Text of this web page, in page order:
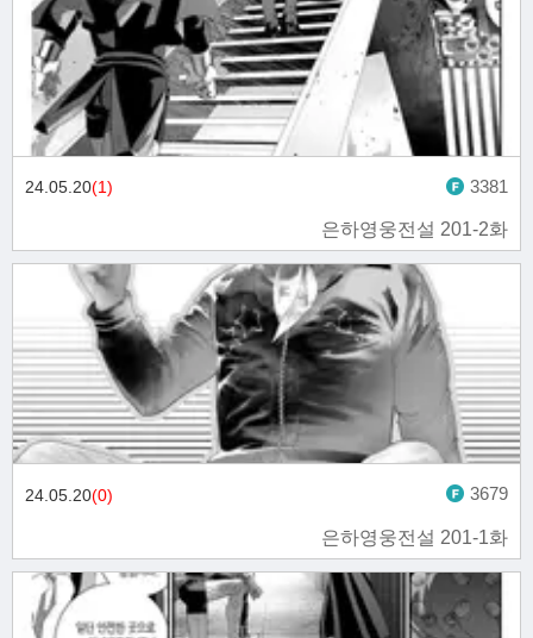
은하영웅전설 201-2화
24.05.20(1) 3381
은하영웅전설 201-1화
24.05.20(0) 3679